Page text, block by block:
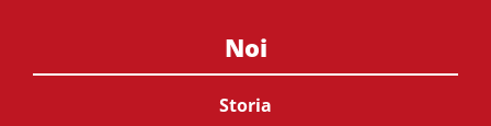
Noi
Storia